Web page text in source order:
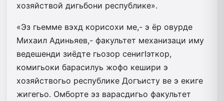
хозяйствой дигьбони республике».
«Эз гьемме вэхд корисохи ме,- э ёр овурде
Михаил Адиньяев,- факультет механизаци иму
ведешенди зиёдте гьозор сенигIэткор,
комигьоки барасилуь жофо кешири э
хозяйствогьо республике Догъисту ве э екиге
жигегьо. Омборте эз варасдигьо факультет